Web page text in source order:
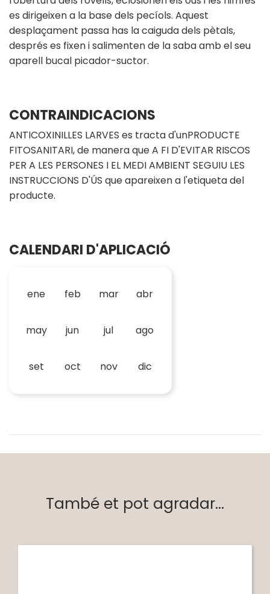
es dirigeixen a la base dels pecíols. Aquest
desplaçament passa has la caiguda dels pètals,
després es fixen i salimenten de la saba amb el seu
aparell bucal picador-suctor.
CONTRAINDICACIONS
ANTICOXINILLES LARVES es tracta d'unPRODUCTE
FITOSANITARI, de manera que A FI D'EVITAR RISCOS
PER A LES PERSONES I EL MEDI AMBIENT SEGUIU LES
INSTRUCCIONS D'ÚS que apareixen a l'etiqueta del
producte.
CALENDARI D'APLICACIÓ
ene feb mar abr
may jun jul ago
set oct nov dic
També et pot agradar...